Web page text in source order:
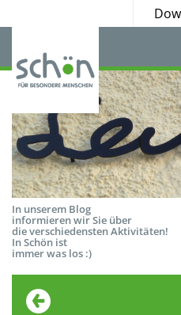
In unserem Blog
informieren wir Sie über
die verschiedensten Aktivitäten!
In Schön ist
immer was los :)